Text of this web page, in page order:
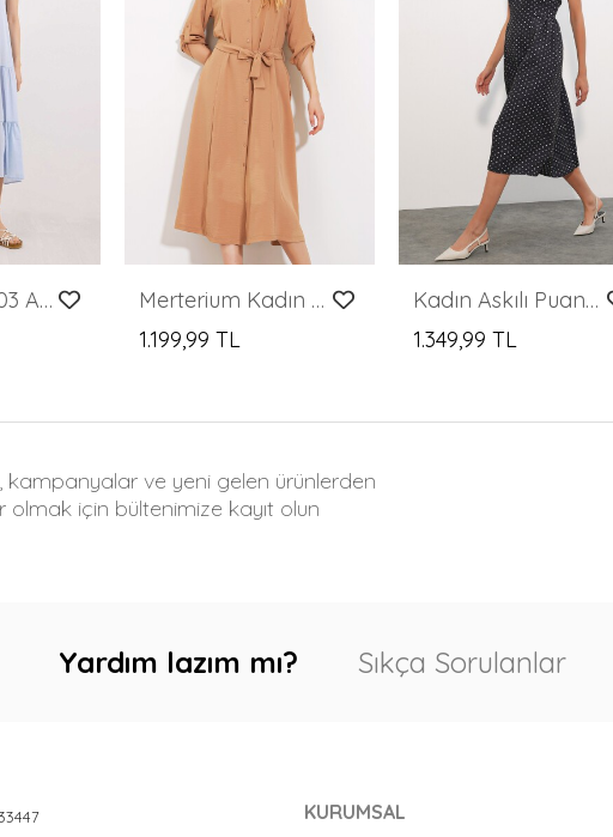
Merterium 2403 Askılı Midi Elbise - Mavi
Merterium Kadın Camel Kuşaklı Gömlek Elbise 2442
1.199,99 TL
Kadın Askılı Puantiyeli Midi Elbise 2607 - Siyah
1.349,99 TL
kampanyalar ve yeni gelen ürünlerden
için bültenimize kayıt olun
Yardım lazım mı? Sıkça Sorulanlar
KURUMSAL